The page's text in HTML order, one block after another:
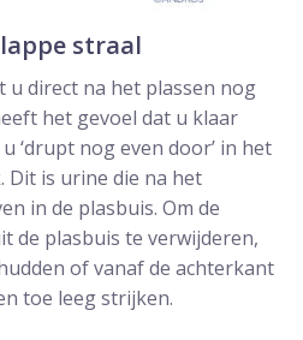
straal
u direct na het plassen nog
het gevoel dat u klaar
‘drupt nog even door’ in het
is urine die na het
in de plasbuis. Om de
de plasbuis te verwijderen,
of vanaf de achterkant
toe leeg strijken.